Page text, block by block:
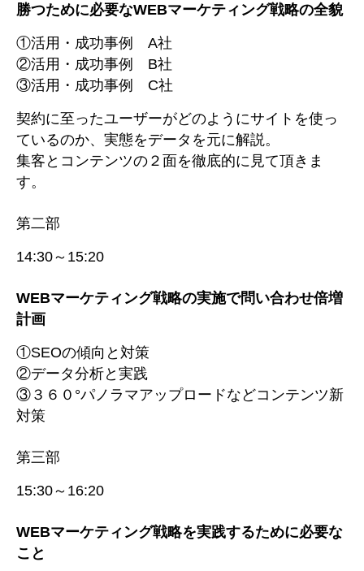
勝つために必要なWEBマーケティング戦略の全貌
①活用・成功事例 A社
②活用・成功事例 B社
③活用・成功事例 C社
契約に至ったユーザーがどのようにサイトを使っ
ているのか、実態をデータを元に解説。
集客とコンテンツの２面を徹底的に見て頂きま
す。
第二部
14:30～15:20
WEBマーケティング戦略の実施で問い合わせ倍増
計画
①SEOの傾向と対策
②データ分析と実践
③３６０°パノラマアップロードなどコンテンツ新
対策
第三部
15:30～16:20
WEBマーケティング戦略を実践するために必要な
こと